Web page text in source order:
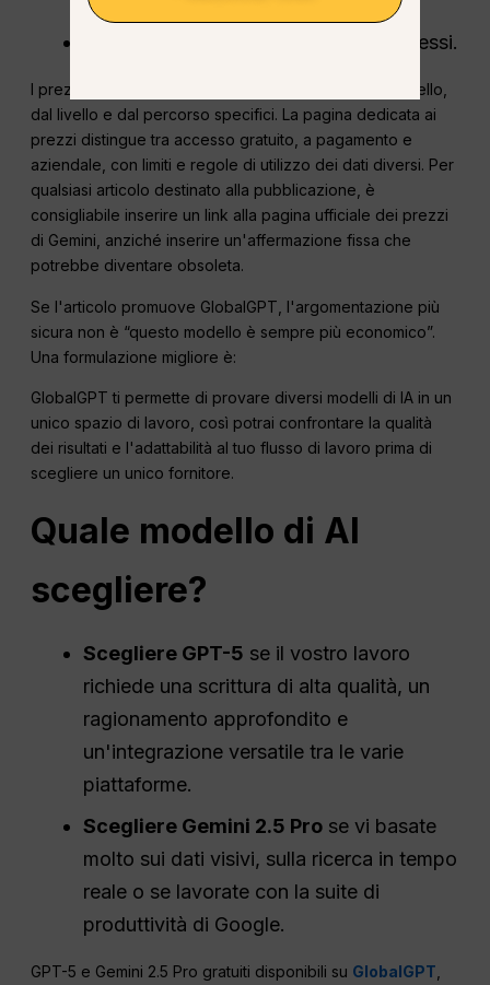
$10,00 per ogni 1 milione di token emessi.
I prezzi dell'API Gemini di Google dipendono dal modello,
dal livello e dal percorso specifici. La pagina dedicata ai
prezzi distingue tra accesso gratuito, a pagamento e
aziendale, con limiti e regole di utilizzo dei dati diversi. Per
qualsiasi articolo destinato alla pubblicazione, è
consigliabile inserire un link alla pagina ufficiale dei prezzi
di Gemini, anziché inserire un'affermazione fissa che
potrebbe diventare obsoleta.
Se l'articolo promuove GlobalGPT, l'argomentazione più
sicura non è “questo modello è sempre più economico”.
Una formulazione migliore è:
GlobalGPT ti permette di provare diversi modelli di IA in un
unico spazio di lavoro, così potrai confrontare la qualità
dei risultati e l'adattabilità al tuo flusso di lavoro prima di
scegliere un unico fornitore.
Quale modello di AI
scegliere?
Scegliere GPT-5 se il vostro lavoro
richiede una scrittura di alta qualità, un
ragionamento approfondito e
un'integrazione versatile tra le varie
piattaforme.
Scegliere Gemini 2.5 Pro se vi basate
molto sui dati visivi, sulla ricerca in tempo
reale o se lavorate con la suite di
produttività di Google.
GPT-5 e Gemini 2.5 Pro gratuiti disponibili su GlobalGPT